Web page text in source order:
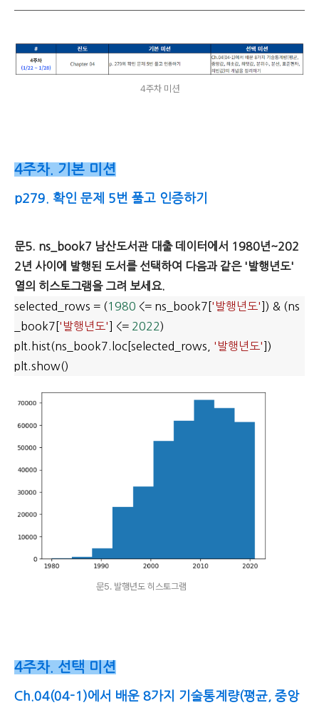
4주차 미션
4주차. 기본 미션
p279. 확인 문제 5번 풀고 인증하기
문5. ns_book7 남산도서관 대출 데이터에서 1980년~202
2년 사이에 발행된 도서를 선택하여 다음과 같은 '발행년도'
열의 히스토그램을 그려 보세요.
selected_rows = (1980 <= ns_book7[ '발행년도' ]) & (ns
_book7[ '발행년도' ] <= 2022)
plt.hist(ns_book7.loc[selected_rows, '발행년도' ])
plt.show()
문5. 발행년도 히스토그램
4주차. 선택 미션
Ch.04(04-1)에서 배운 8가지 기술통계량(평균, 중앙